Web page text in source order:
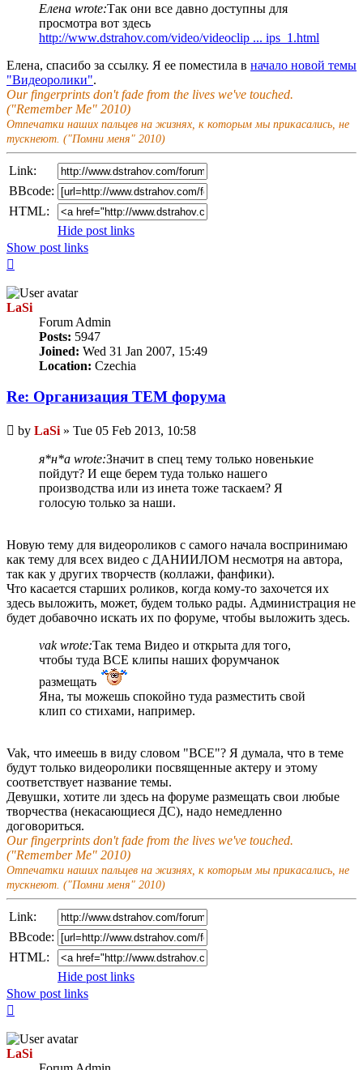
Елена wrote:Так они все давно доступны для
просмотра вот здесь
http://www.dstrahov.com/video/videoclip ... ips_1.html
Елена, спасибо за ссылку. Я ее поместила в начало новой темы
"Видеоролики".
Our fingerprints don't fade from the lives we've touched.
("Remember Me" 2010)
Отпечатки наших пальцев на жизнях, к которым мы прикасались, не
тускнеют. ("Помни меня" 2010)
Link:
BBcode:
HTML:
Hide post links
Show post links
LaSi
Forum Admin
Posts: 5947
Joined: Wed 31 Jan 2007, 15:49
Location: Czechia
Re: Организация TЕМ форума
Unread
post
by LaSi » Tue 05 Feb 2013, 10:58
я*н*а wrote:Значит в спец тему только новенькие
пойдут? И еще берем туда только нашего
производства или из инета тоже таскаем? Я
голосую только за наши.
Новую тему для видеороликов с самого начала воспринимаю
как тему для всех видео с ДАНИИЛОМ несмотря на автора,
так как у других творчеств (коллажи, фанфики).
Что касается старших роликов, когда кому-то захочется их
здесь выложить, может, будем только рады. Администрация не
будет добавочно искать их по форуме, чтобы выложить здесь.
vak wrote:Так тема Видео и открыта для того,
чтобы туда ВСЕ клипы наших форумчанок
размещать
Яна, ты можешь спокойно туда разместить свой
клип со стихами, например.
Vak, что имеешь в виду словом "ВСЕ"? Я думала, что в теме
будут только видеоролики посвященные актеру и этому
соответствует название темы.
Девушки, хотите ли здесь на форуме размещать свои любые
творчества (некасающиеся ДС), надо немедленно
договориться.
Our fingerprints don't fade from the lives we've touched.
("Remember Me" 2010)
Отпечатки наших пальцев на жизнях, к которым мы прикасались, не
тускнеют. ("Помни меня" 2010)
Link:
BBcode:
HTML:
Hide post links
Show post links
LaSi